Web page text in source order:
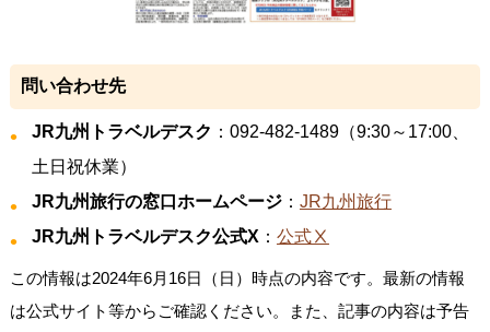
問い合わせ先
JR九州トラベルデスク ：092-482-1489（9:30～17:00、
土日祝休業）
JR九州旅行の窓口ホームページ： JR九州旅行
JR九州トラベルデスク公式X ： 公式Ⅹ
この情報は2024年6月16日（日）時点の内容です。最新の情報
は公式サイト等からご確認ください。また、記事の内容は予告